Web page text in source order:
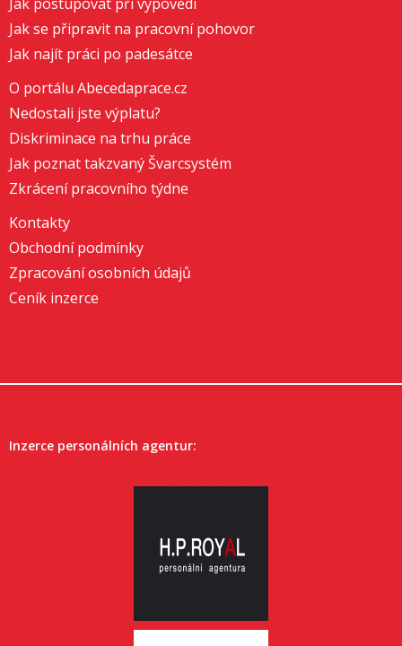
Jak se připravit na pracovní pohovor
Jak najít práci po padesátce
O portálu Abecedaprace.cz
Nedostali jste výplatu?
Diskriminace na trhu práce
Jak poznat takzvaný Švarcsystém
Zkrácení pracovního týdne
Kontakty
Obchodní podmínky
Zpracování osobních údajů
Ceník inzerce
Inzerce personálních agentur: